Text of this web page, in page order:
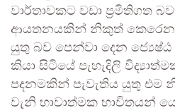
වාර්තාවකට වඩා ප්‍රමිතිගත
ආයතනයකින් නිකුත් කෙරෙන
යුතු බව පෙන්වා දෙන ජ්‍යෙෂ්ඨ
කියා සිටියේ පැහැදිලි
පදනමකින් පැවැතිය යුතු එම
වැනි භාවාත්මක භාවිතයන්